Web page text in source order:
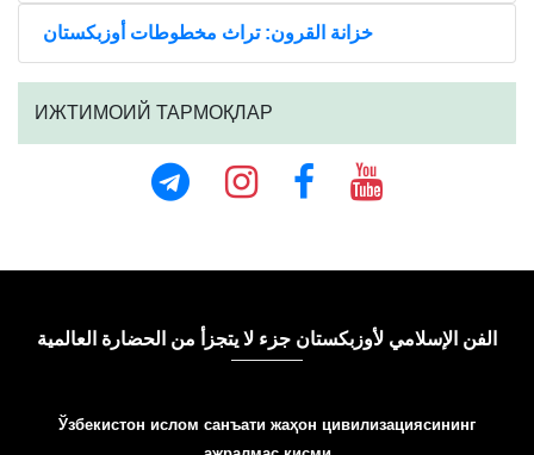
خزانة القرون: تراث مخطوطات أوزبكستان
ИЖТИМОИЙ ТАРМОҚЛАР
الفن الإسلامي لأوزبكستان جزء لا يتجزأ من الحضارة العالمية
Ўзбекистон ислом санъати жаҳон цивилизациясининг